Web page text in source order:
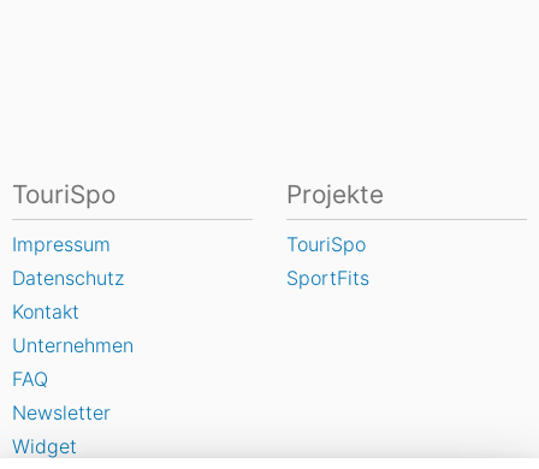
TouriSpo
Impressum
Datenschutz
Kontakt
Unternehmen
FAQ
Newsletter
Widget
Projekte
TouriSpo
SportFits